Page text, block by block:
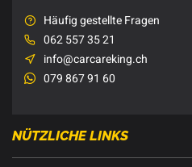
Häufig gestellte Fragen
062 557 35 21
info@carcareking.ch
079 867 91 60
NÜTZLICHE LINKS